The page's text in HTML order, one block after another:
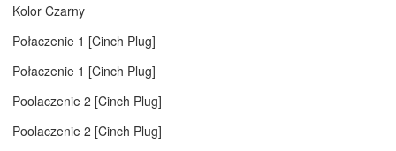
Kolor Czarny
Połaczenie 1 [Cinch Plug]
Połaczenie 1 [Cinch Plug]
Poolaczenie 2 [Cinch Plug]
Poolaczenie 2 [Cinch Plug]